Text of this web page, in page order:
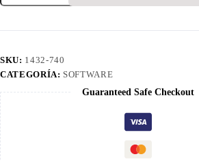
SKU: 1432-740
CATEGORÍA: SOFTWARE
Guaranteed Safe Checkout